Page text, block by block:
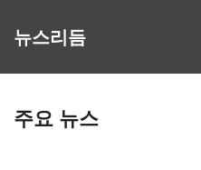
뉴스리듬
주요 뉴스